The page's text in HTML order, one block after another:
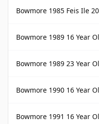
Bowmore 1985 Feis Ile
Bowmore 1989 16 Year
Bowmore 1989 23 Year
Bowmore 1990 16 Year
Bowmore 1991 16 Year